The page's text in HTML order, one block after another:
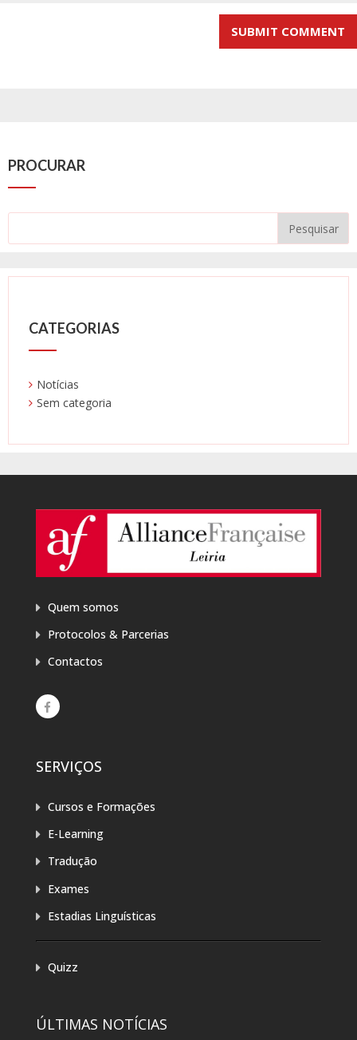
PROCURAR
CATEGORIAS
Notícias
Sem categoria
Quem somos
Protocolos & Parcerias
Contactos
SERVIÇOS
Cursos e Formações
E-Learning
Tradução
Exames
Estadias Linguísticas
Quizz
ÚLTIMAS NOTÍCIAS